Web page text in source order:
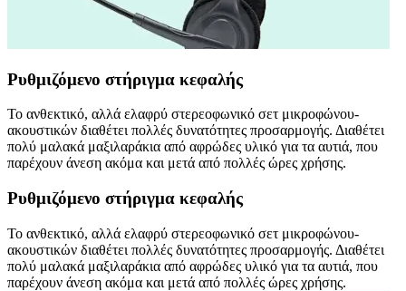
Ρυθμιζόμενο στήριγμα κεφαλής
Το ανθεκτικό, αλλά ελαφρύ στερεοφωνικό σετ μικροφώνου-
ακουστικών διαθέτει πολλές δυνατότητες προσαρμογής. Διαθέτει
πολύ μαλακά μαξιλαράκια από αφρώδες υλικό για τα αυτιά, που
παρέχουν άνεση ακόμα και μετά από πολλές ώρες χρήσης.
Ρυθμιζόμενο στήριγμα κεφαλής
Το ανθεκτικό, αλλά ελαφρύ στερεοφωνικό σετ μικροφώνου-
ακουστικών διαθέτει πολλές δυνατότητες προσαρμογής. Διαθέτει
πολύ μαλακά μαξιλαράκια από αφρώδες υλικό για τα αυτιά, που
παρέχουν άνεση ακόμα και μετά από πολλές ώρες χρήσης.